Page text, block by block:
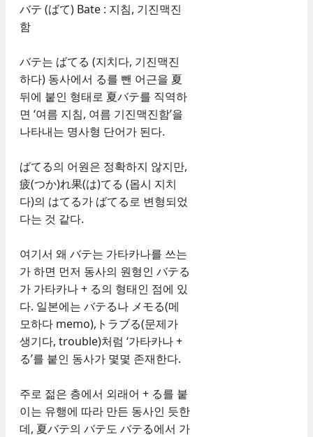
バテ (ばて) Bate : 지침, 기진맥진
함
バテ는 ばてる (지치다, 기진맥진
하다) 동사에서 る를 뺀 어근을 夏
뒤에 붙인 형태로 夏バテ를 직역하
면 ‘여름 지침, 여름 기진맥진함’을
나타내는 명사형 단어가 된다.
ばてる의 어원은 정확하지 않지만,
疲(つか)れ果(は)てる (몹시 지치
다)의 はてる가 ばてる로 변형되었
다는 것 같다.
여기서 왜 バテ는 가타카나를 쓰는
가 하면 먼저 동사의 원형인 バテる
가 가타카나 + る의 형태인 점에 있
다. 일본에는 バテる나 メモる(메
모하다 memo),トラブる(문제가
생기다, trouble)처럼 ‘가타카나 +
る’를 붙인 동사가 몇몇 존재한다.
주로 젊은 층에서 외래어 + る를 붙
이는 유행에 따라 만든 동사인 듯한
데, 夏バテ의 バテ도 バテる에서 가